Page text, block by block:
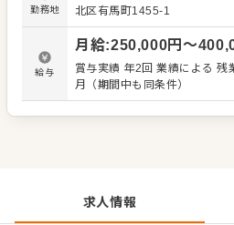
し合いながら、理想のサービ
ややりがいを十分に味わえる
番手として、上長を支え、み
なってください。 お仕事は、敷地内の離れに位置する高級
鉄板焼レストランでの接客・
供してください。 主な業務内容 ・お席へのご案内、メニュ
ーのご説明 ・こだわりの料
があり、安定性と自分らしい
応募をお待ちしております！
勤務地
北区有馬町1455-1
給与
月給:250,000円〜
賞与実績 年2回 業績による
月（期間中も同条件）
求人情報